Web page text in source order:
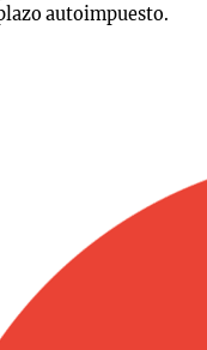
autoimpuesto.